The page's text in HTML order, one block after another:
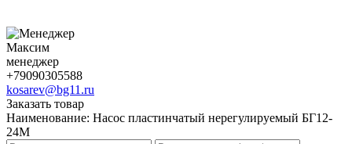
Максим
менеджер
+79090305588
kosarev@bg11.ru
Заказать товар
Наименование: Насос пластинчатый нерегулируемый БГ12-
24М